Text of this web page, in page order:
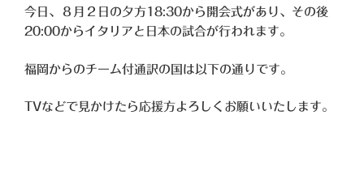
今日、８月２日の夕方18:30から開会式があり、その後
20:00からイタリアと日本の試合が行われます。
福岡からのチーム付通訳の国は以下の通りです。
TVなどで見かけたら応援方よろしくお願いいたします。